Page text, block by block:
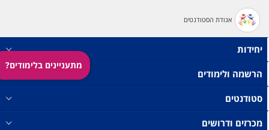
מתעניינים בלימודים?
אגודת הסטודנטים
יחידות
הרשמה ולימודים
סטודנטים
מכרזים ודרושים